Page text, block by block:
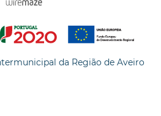
da Região de Aveiro